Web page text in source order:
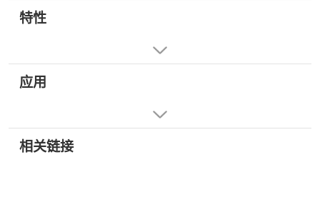
特性
应用
相关链接